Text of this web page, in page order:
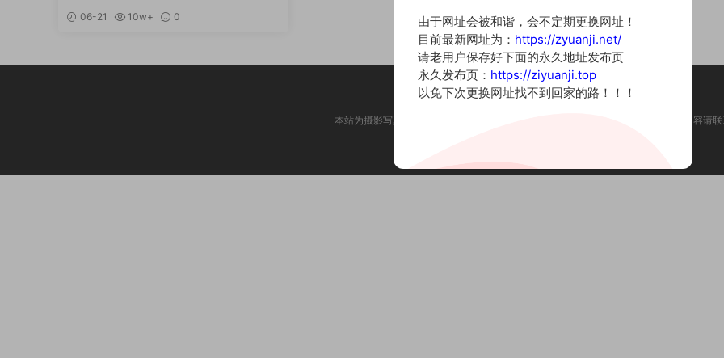
06-21 10w+ 0
本站为摄影写真图片网站，内容来自网络收集整理，仅作个人学习使用。如有违法内容请
由于网址会被和谐，会不定期更换网址！
目前最新网址为： https://zyuanji.net/
请老用户保存好下面的永久地址发布页
永久发布页： https://ziyuanji.top
以免下次更换网址找不到回家的路！！！